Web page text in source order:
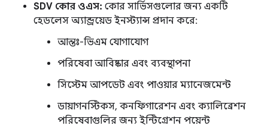
SDV কোর ওএস: কোর সার্ভিসগুলোর জন্য একটি
হেডলেস অ্যান্ড্রয়েড ইনস্ট্যান্স প্রদান করে:
আন্তঃ-ভিএম যোগাযোগ
পরিষেবা আবিষ্কার এবং ব্যবস্থাপনা
সিস্টেম আপডেট এবং পাওয়ার ম্যানেজমেন্ট
ডায়াগনস্টিকস, কনফিগারেশন এবং ক্যালিব্রেশন
পরিষেবাগুলির জন্য ইন্টিগ্রেশন পয়েন্ট